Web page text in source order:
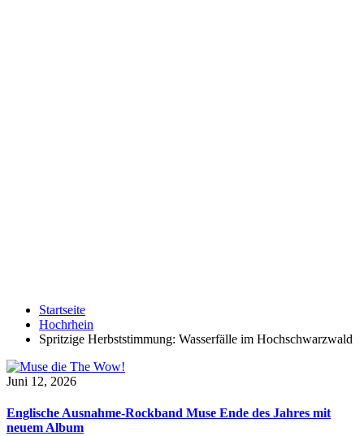
Startseite
Hochrhein
Spritzige Herbststimmung: Wasserfälle im Hochschwarzwald
Juni 12, 2026
Englische Ausnahme-Rockband Muse Ende des Jahres mit
neuem Album